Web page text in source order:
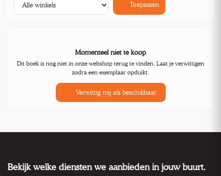
Toepassen
Momenteel niet te koop
Dit boek is nog niet in onze webshop terug te vinden. Laat je verwittigen
zodra een exemplaar opduikt.
Verwittig mij als beschikbaar
Bekijk welke diensten we aanbieden in jouw buurt.